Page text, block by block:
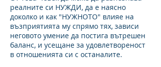
реалните си НУЖДИ, да е наясно
доколко и как "НУЖНОТО" влияе на
възприятията му спрямо тях, зависи
неговото умение да постига вътрешен
баланс, и усещане за удовлетвореност
в отношенията си с останалите.